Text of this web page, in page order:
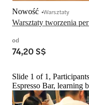
Warsztaty tworzenia
Nowość Warsztaty
od
74,20 S$
Slide 1 of 1,
Espresso Bar, learning